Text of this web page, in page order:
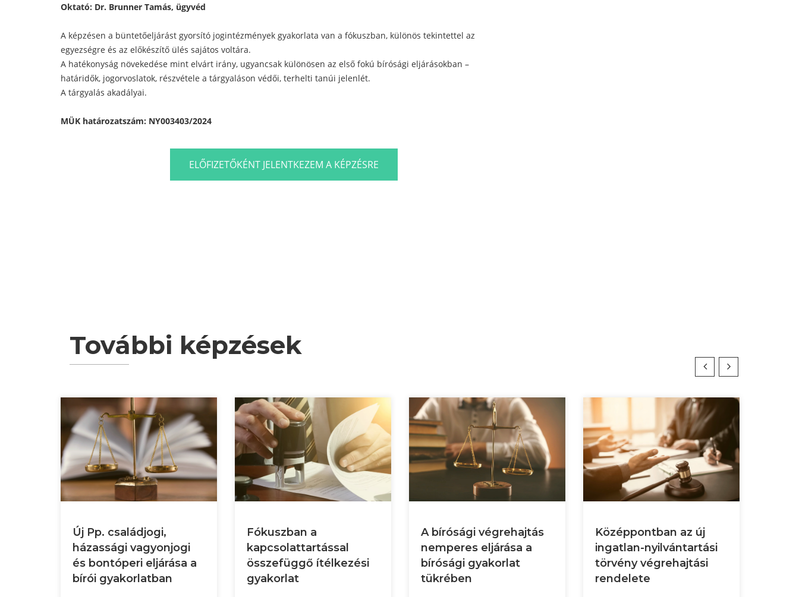
Oktató: Dr. Brunner Tamás, ügyvéd
A képzésen a büntetőeljárást gyorsító jogintézmények gyakorlata van a fókuszban, különös tekintettel az
egyezségre és az előkészítő ülés sajátos voltára.
A hatékonyság növekedése mint elvárt irány, ugyancsak különösen az első fokú bírósági eljárásokban –
határidők, jogorvoslatok, részvétele a tárgyaláson védői, terhelti tanúi jelenlét.
A tárgyalás akadályai.
MÜK határozatszám: NY003403/2024
ELŐFIZETŐKÉNT JELENTKEZEM A KÉPZÉSRE
További képzések
Új Pp. családjogi,
házassági vagyonjogi
és bontóperi eljárása a
bírói gyakorlatban
Fókuszban a
kapcsolattartással
összefüggő ítélkezési
gyakorlat
A bírósági végrehajtás
nemperes eljárása a
bírósági gyakorlat
tükrében
Középpontban az új
ingatlan-nyilvántartási
törvény végrehajtási
rendelete